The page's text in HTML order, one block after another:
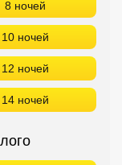
8 ночей
10 ночей
12 ночей
14 ночей